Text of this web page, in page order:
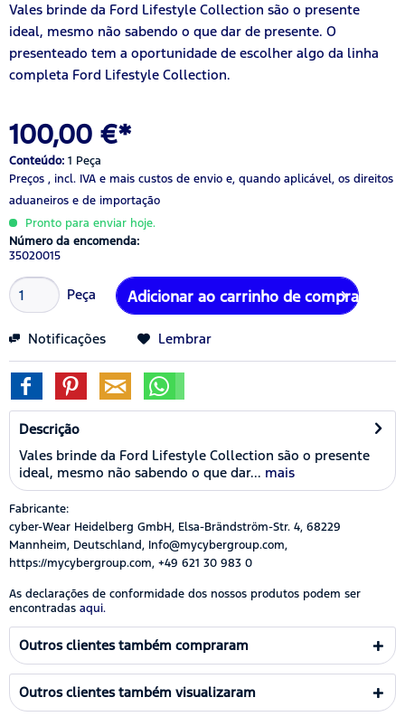
Vales brinde da Ford Lifestyle Collection são o presente
ideal, mesmo não sabendo o que dar de presente. O
presenteado tem a oportunidade de escolher algo da linha
completa Ford Lifestyle Collection.
100,00 €*
Conteúdo: 1 Peça
Preços , incl. IVA e mais custos de envio e, quando aplicável, os direitos
aduaneiros e de importação
Pronto para enviar hoje.
Número da encomenda:
35020015
Peça Adicionar ao carrinho de compras
Notificações Lembrar
Descrição
Vales brinde da Ford Lifestyle Collection são o presente
ideal, mesmo não sabendo o que dar... mais
Fabricante:
cyber-Wear Heidelberg GmbH, Elsa-Brändström-Str. 4, 68229
Mannheim, Deutschland, Info@mycybergroup.com,
https://mycybergroup.com, +49 621 30 983 0
As declarações de conformidade dos nossos produtos podem ser
encontradas aqui.
Outros clientes também compraram
Outros clientes também visualizaram